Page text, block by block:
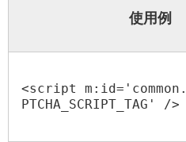
使用例
<script
PTCHA_SCRIPT_TAG' />